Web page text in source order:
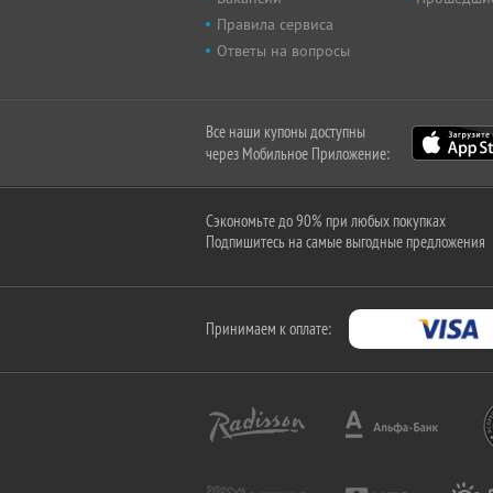
Правила сервиса
Ответы на вопросы
Все наши купоны доступны
через Мобильное Приложение:
Сэкономьте до 90% при любых покупках
Подпишитесь на самые выгодные предложения
Принимаем к оплате: